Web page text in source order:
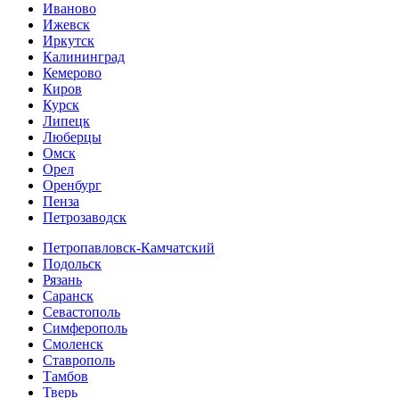
Иваново
Ижевск
Иркутск
Калининград
Кемерово
Киров
Курск
Липецк
Люберцы
Омск
Орел
Оренбург
Пенза
Петрозаводск
Петропавловск-Камчатский
Подольск
Рязань
Саранск
Севастополь
Симферополь
Смоленск
Ставрополь
Тамбов
Тверь